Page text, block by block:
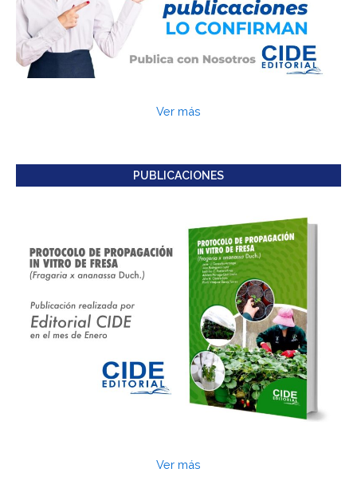
Ver más
PUBLICACIONES
Ver más